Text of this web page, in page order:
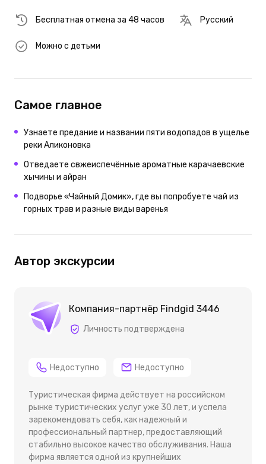
Бесплатная отмена за 48 часов Русский
Можно с детьми
Самое главное
Узнаете предание и названии пяти водопадов в ущелье
реки Аликоновка
Отведаете свжеиспечённые ароматные карачаевские
хычины и айран
Подворье «Чайный Домик», где вы попробуете чай из
горных трав и разные виды варенья
Автор экскурсии
Компания-партнёр Findgid 3446
Личность подтверждена
Недоступно Недоступно
Туристическая фирма действует на российском
рынке туристических услуг уже 30 лет, и успела
зарекомендовать себя, как надежный и
профессиональный партнер, предоставляющий
стабильно высокое качество обслуживания. Наша
фирма является одной из крупнейших